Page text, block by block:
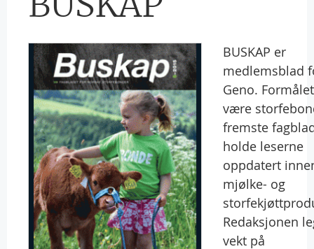
BUSKAP er
medlemsblad
Geno.
være
fremste
holde leserne
oppdatert
mjølke- og
Redaksjonen
vekt på